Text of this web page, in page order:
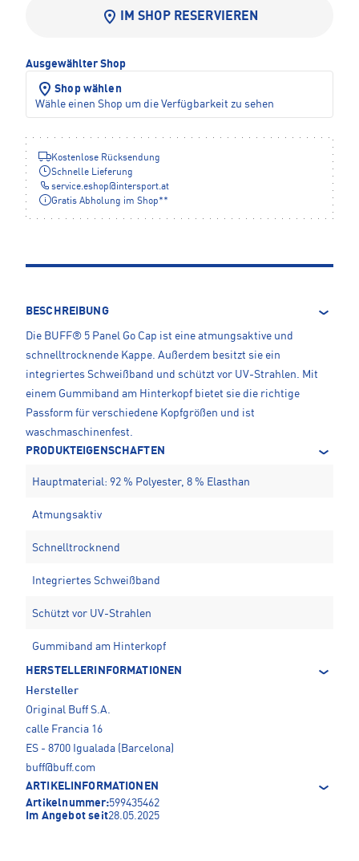
IM SHOP RESERVIEREN
Ausgewählter Shop
Shop wählen
Wähle einen Shop um die Verfügbarkeit zu sehen
Kostenlose Rücksendung
Schnelle Lieferung
service.eshop@intersport.at
Gratis Abholung im Shop**
BESCHREIBUNG
Die BUFF® 5 Panel Go Cap ist eine atmungsaktive und
schnelltrocknende Kappe. Außerdem besitzt sie ein
integriertes Schweißband und schützt vor UV-Strahlen. Mit
einem Gummiband am Hinterkopf bietet sie die richtige
Passform für verschiedene Kopfgrößen und ist
waschmaschinenfest.
PRODUKTEIGENSCHAFTEN
Hauptmaterial: 92 % Polyester, 8 % Elasthan
Atmungsaktiv
Schnelltrocknend
Integriertes Schweißband
Schützt vor UV-Strahlen
Gummiband am Hinterkopf
HERSTELLERINFORMATIONEN
Hersteller
Original Buff S.A.
calle Francia 16
ES - 8700 Igualada (Barcelona)
buff@buff.com
ARTIKELINFORMATIONEN
Artikelnummer:599435462
Im Angebot seit28.05.2025